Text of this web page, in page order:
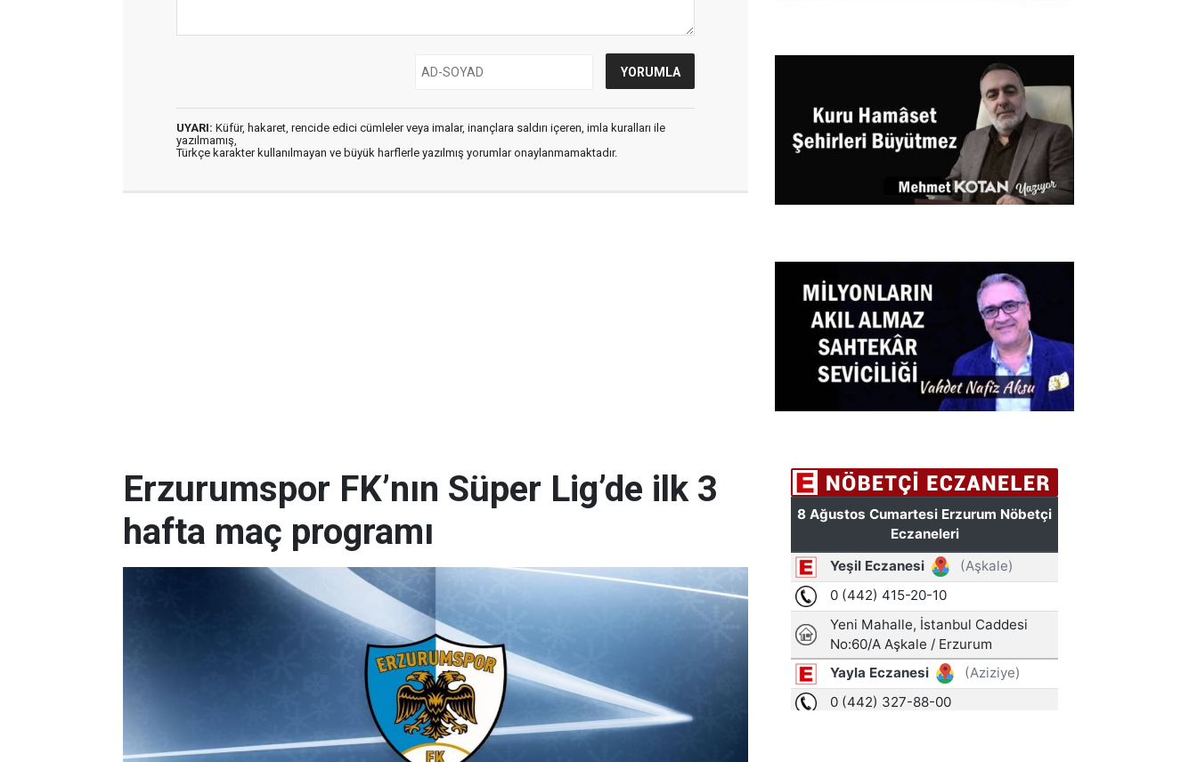
UYARI: Küfür, hakaret, rencide edici cümleler veya imalar, inançlara saldırı içeren, imla kuralları ile
yazılmamış,
Türkçe karakter kullanılmayan ve büyük harflerle yazılmış yorumlar onaylanmamaktadır.
Erzurumspor FK’nın Süper Lig’de ilk 3
hafta maç programı